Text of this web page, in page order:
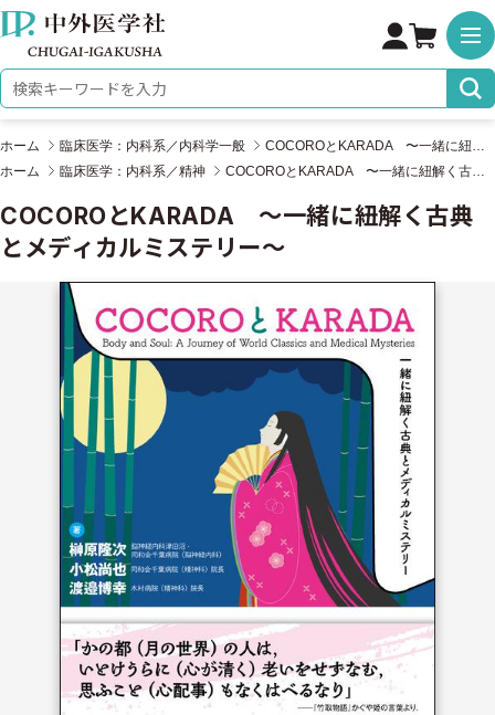
株式会社 中外医学社
検索キーワード
ホーム 臨床医学：内科系／内科学一般
ホーム
臨床医学：内科系／精神 COCOROとKARADA 〜一緒に紐解く古典とメディカルミステリー〜
COCOROとKARADA 〜一緒に紐解く古典
とメディカルミステリー〜